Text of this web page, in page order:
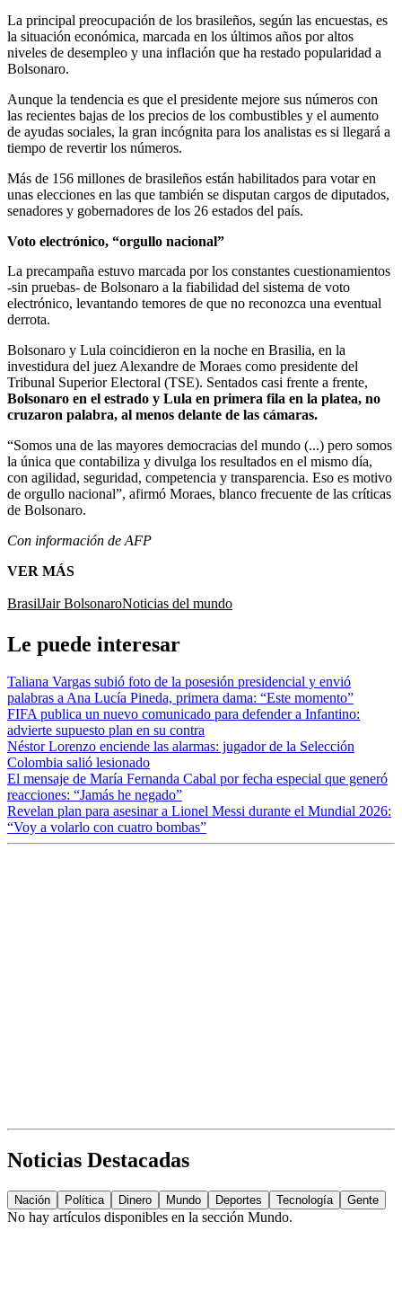
La principal preocupación de los brasileños, según las encuestas, es
la situación económica, marcada en los últimos años por altos
niveles de desempleo y una inflación que ha restado popularidad a
Bolsonaro.
Aunque la tendencia es que el presidente mejore sus números con
las recientes bajas de los precios de los combustibles y el aumento
de ayudas sociales, la gran incógnita para los analistas es si llegará a
tiempo de revertir los números.
Más de 156 millones de brasileños están habilitados para votar en
unas elecciones en las que también se disputan cargos de diputados,
senadores y gobernadores de los 26 estados del país.
Voto electrónico, “orgullo nacional”
La precampaña estuvo marcada por los constantes cuestionamientos
-sin pruebas- de Bolsonaro a la fiabilidad del sistema de voto
electrónico, levantando temores de que no reconozca una eventual
derrota.
Bolsonaro y Lula coincidieron en la noche en Brasilia, en la
investidura del juez Alexandre de Moraes como presidente del
Tribunal Superior Electoral (TSE). Sentados casi frente a frente,
Bolsonaro en el estrado y Lula en primera fila en la platea, no
cruzaron palabra, al menos delante de las cámaras.
“Somos una de las mayores democracias del mundo (...) pero somos
la única que contabiliza y divulga los resultados en el mismo día,
con agilidad, seguridad, competencia y transparencia. Eso es motivo
de orgullo nacional”, afirmó Moraes, blanco frecuente de las críticas
de Bolsonaro.
Con información de AFP
VER MÁS
BrasilJair BolsonaroNoticias del mundo
Le puede interesar
Taliana Vargas subió foto de la posesión presidencial y envió
palabras a Ana Lucía Pineda, primera dama: “Este momento”
FIFA publica un nuevo comunicado para defender a Infantino:
advierte supuesto plan en su contra
Néstor Lorenzo enciende las alarmas: jugador de la Selección
Colombia salió lesionado
El mensaje de María Fernanda Cabal por fecha especial que generó
reacciones: “Jamás he negado”
Revelan plan para asesinar a Lionel Messi durante el Mundial 2026:
“Voy a volarlo con cuatro bombas”
Noticias Destacadas
Nación Política Dinero Mundo Deportes Tecnología Gente
No hay artículos disponibles en la sección Mundo.